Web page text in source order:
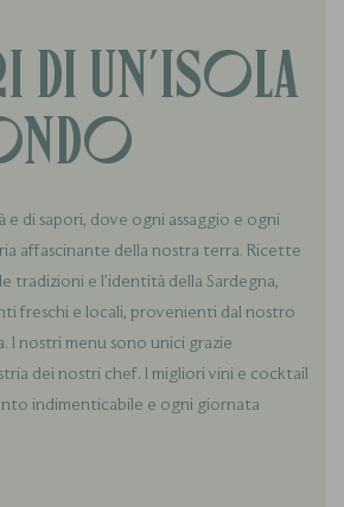
di un'isola
di sapori, dove ogni assaggio e ogni
affascinante della nostra terra. Ricette
tradizioni e l’identità della Sardegna,
freschi e locali, provenienti dal nostro
I nostri menu sono unici grazie
dei nostri chef. I migliori vini e cocktail
indimenticabile e ogni giornata